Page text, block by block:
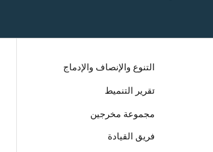
التنوع والإنصاف والإدماج
تقرير التنميط
مجموعة مخرجين
فريق القيادة